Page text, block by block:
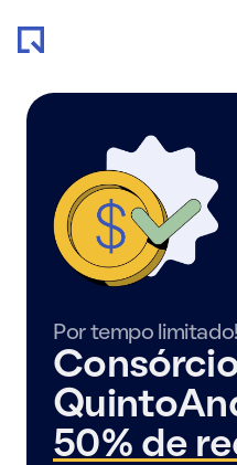
Por tempo limitado!
50% de